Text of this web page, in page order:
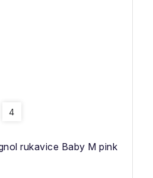
rukavice Baby M pink
4